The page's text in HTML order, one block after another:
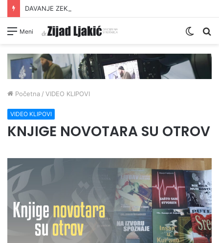
DAVANJE ZEKATA OFRLJE
Meni
Switch
Početna / VIDEO KLIPOVI
VIDEO KLIPOVI
KNJIGE NOVOTARA SU OTROV